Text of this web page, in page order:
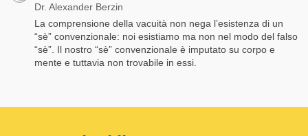
Dr. Alexander Berzin
La comprensione della vacuità non nega l’esistenza di un
“sè” convenzionale: noi esistiamo ma non nel modo del falso
“sè”. Il nostro “sè” convenzionale è imputato su corpo e
mente e tuttavia non trovabile in essi.